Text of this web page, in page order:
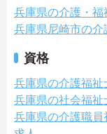
兵庫県の介護・福
兵庫県尼崎市の介
資格
兵庫県の介護福祉
兵庫県の社会福祉
兵庫県の介護職